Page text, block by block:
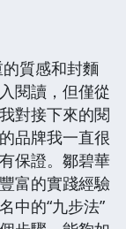
質感和封麵
閱讀，但僅從
對接下來的閱
品牌我一直很
保證。鄒碧華
富的實踐經驗
中的“九步法”